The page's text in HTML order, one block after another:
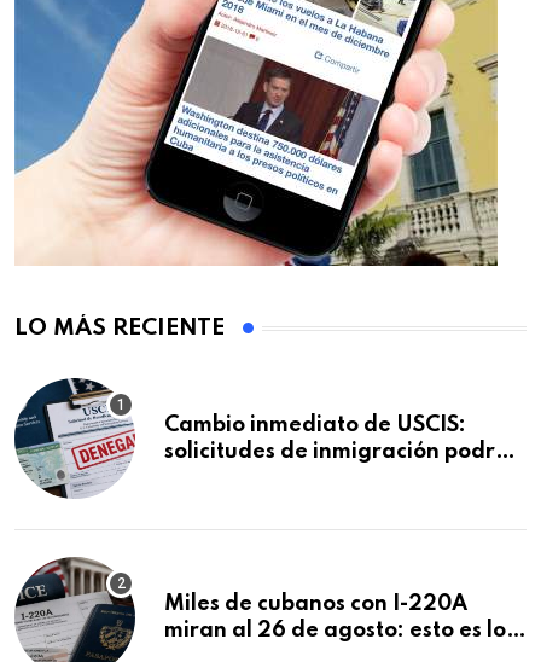
LO MÁS RECIENTE
Cambio inmediato de USCIS:
solicitudes de inmigración podrán
Miles de cubanos con I-220A
miran al 26 de agosto: esto es lo